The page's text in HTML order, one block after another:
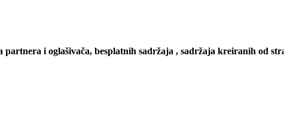
i oglašivača, besplatnih sadržaja , sadržaja kreiranih od